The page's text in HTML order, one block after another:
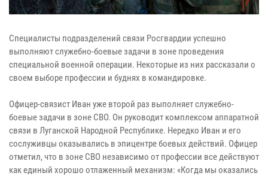
Специалисты подразделений связи Росгвардии успешно
выполняют служебно-боевые задачи в зоне проведения
специальной военной операции. Некоторые из них рассказали о
своем выборе профессии и буднях в командировке.
Офицер-связист Иван уже второй раз выполняет служебно-
боевые задачи в зоне СВО. Он руководит комплексом аппаратной
связи в Луганской Народной Республике. Нередко Иван и его
сослуживцы оказывались в эпицентре боевых действий. Офицер
отметил, что в зоне СВО независимо от профессии все действуют
как единый хорошо отлаженный механизм: «Когда мы оказались